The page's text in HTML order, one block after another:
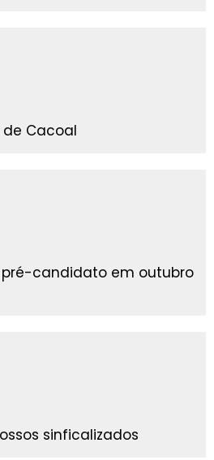
de Cacoal
pré-candidato em outubro
sinficalizados